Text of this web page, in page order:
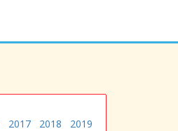
2017 2018
2019